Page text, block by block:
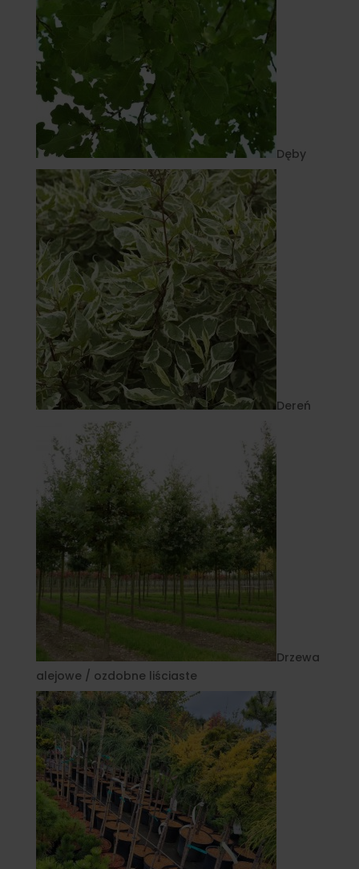
Dęby
Dereń
Drzewa
alejowe / ozdobne liściaste